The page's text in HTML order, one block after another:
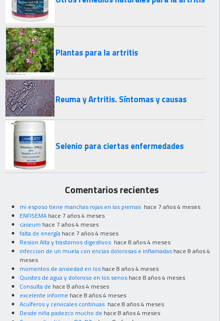
Plantas para la artritis
Reuma y Artritis. Síntomas y causas
Selenio para ciertas enfermedades
Comentarios recientes
mi esposo tiene manchas rojas en las piernas hace 7 años 4 meses
ENFISEMA hace 7 años 4 meses
caseum hace 7 años 4 meses
falta de energía hace 7 años 4 meses
Resion Alta y trastornos digestivos hace 8 años 4 meses
infeccion de un muela con encias dolorosas e inflamadas hace 8 años 4
meses
momentos de ansiedad en los hace 8 años 4 meses
Quistes de agua y doloroso en los senos hace 8 años 4 meses
Consulta de hace 8 años 4 meses
excelente informe hace 8 años 4 meses
Acuíferos y cervicales continuas hace 8 años 4 meses
Desde niña padezco mucho de hace 8 años 4 meses